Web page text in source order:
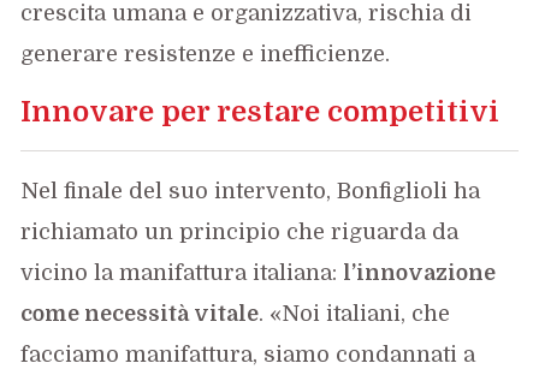
crescita umana e organizzativa, rischia di
generare resistenze e inefficienze.
Innovare per restare competitivi
Nel finale del suo intervento, Bonfiglioli ha
richiamato un principio che riguarda da
vicino la manifattura italiana: l’innovazione
come necessità vitale. «Noi italiani, che
facciamo manifattura, siamo condannati a